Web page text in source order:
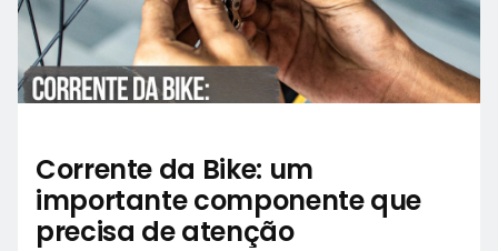
Corrente da Bike: um
importante componente que
precisa de atenção